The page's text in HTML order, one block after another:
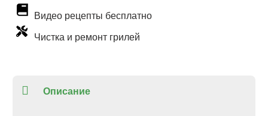
Видео рецепты бесплатно
Чистка и ремонт грилей
Описание